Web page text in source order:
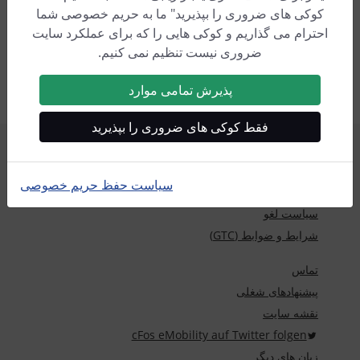
)
نسخه Windows یا Raspberry Pi و همچنین مدیر شارژ
سیاست لغو
شرایط و ضوابط (GTC)
تماس
پیشنهادهای شغلی
نقشه سایت
cFos eMobility auf Twitter folgen
زبان های دیگر
کوکی های ضروری را بپذیرید" ما به حریم خصوصی شما
احترام می گذاریم و کوکی هایی را که برای عملکرد سایت
ضروری نیست تنظیم نمی کنیم.
پذیرش تمامی موارد
فقط کوکی های ضروری را بپذیرید
سیاست حفظ حریم خصوصی